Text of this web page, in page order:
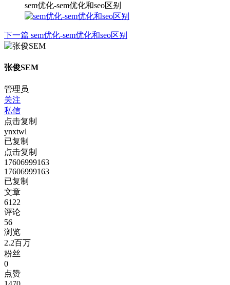
sem优化-sem优化和seo区别
下一篇 sem优化-sem优化和seo区别
张俊SEM
管理员
关注
私信
点击复制
ynxtwl
已复制
点击复制
17606999163
17606999163
已复制
文章
6122
评论
56
浏览
2.2百万
粉丝
0
点赞